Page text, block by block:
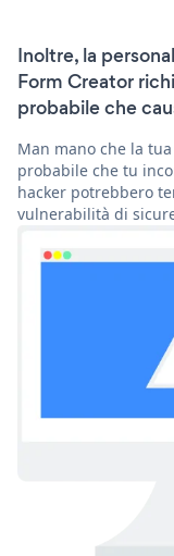
Inoltre, la
Form Creator
probabile che
Man mano che la
probabile che tu
hacker potrebbero
vulnerabilità di